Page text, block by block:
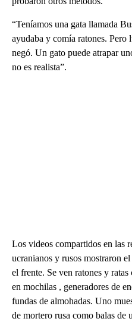
“Teníamos una gata llamada
ayudaba y comía ratones. Pero
negó. Un gato puede atrapar
no es realista”.
Los videos compartidos en las
ucranianos y rusos mostraron
el frente. Se ven ratones y
en mochilas , generadores de
fundas de almohadas. Uno
de mortero rusa como balas de